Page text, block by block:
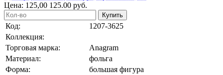
Цена: 125,00 125.00 руб.
Купить
Код:
1207-3625
Коллекция:
Торговая марка:
Anagram
Материал:
фольга
Форма:
большая фигура